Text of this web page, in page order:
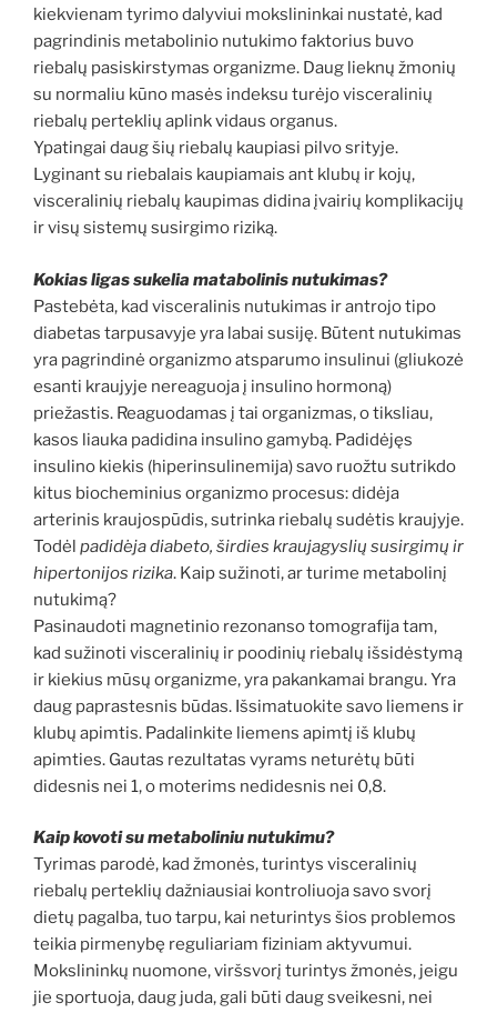
kiekvienam tyrimo dalyviui mokslininkai nustatė, kad
pagrindinis metabolinio nutukimo faktorius buvo
riebalų pasiskirstymas organizme. Daug lieknų žmonių
su normaliu kūno masės indeksu turėjo visceralinių
riebalų perteklių aplink vidaus organus.
Ypatingai daug šių riebalų kaupiasi pilvo srityje.
Lyginant su riebalais kaupiamais ant klubų ir kojų,
visceralinių riebalų kaupimas didina įvairių komplikacijų
ir visų sistemų susirgimo riziką.
Kokias ligas sukelia matabolinis nutukimas?
Pastebėta, kad visceralinis nutukimas ir antrojo tipo
diabetas tarpusavyje yra labai susiję. Būtent nutukimas
yra pagrindinė organizmo atsparumo insulinui (gliukozė
esanti kraujyje nereaguoja į insulino hormoną)
priežastis. Reaguodamas į tai organizmas, o tiksliau,
kasos liauka padidina insulino gamybą. Padidėjęs
insulino kiekis (hiperinsulinemija) savo ruožtu sutrikdo
kitus biocheminius organizmo procesus: didėja
arterinis kraujospūdis, sutrinka riebalų sudėtis kraujyje.
Todėl padidėja diabeto, širdies kraujagyslių susirgimų ir
hipertonijos rizika. Kaip sužinoti, ar turime metabolinį
nutukimą?
Pasinaudoti magnetinio rezonanso tomografija tam,
kad sužinoti visceralinių ir poodinių riebalų išsidėstymą
ir kiekius mūsų organizme, yra pakankamai brangu. Yra
daug paprastesnis būdas. Išsimatuokite savo liemens ir
klubų apimtis. Padalinkite liemens apimtį iš klubų
apimties. Gautas rezultatas vyrams neturėtų būti
didesnis nei 1, o moterims nedidesnis nei 0,8.
Kaip kovoti su metaboliniu nutukimu?
Tyrimas parodė, kad žmonės, turintys visceralinių
riebalų perteklių dažniausiai kontroliuoja savo svorį
dietų pagalba, tuo tarpu, kai neturintys šios problemos
teikia pirmenybę reguliariam fiziniam aktyvumui.
Mokslininkų nuomone, viršsvorį turintys žmonės, jeigu
jie sportuoja, daug juda, gali būti daug sveikesni, nei